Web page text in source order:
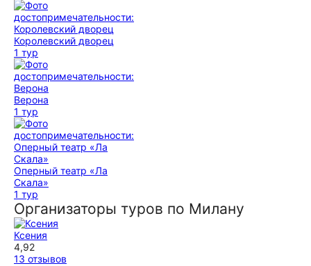
Королевский дворец
1 тур
Верона
1 тур
Оперный театр «Ла
Скала»
1 тур
Организаторы туров по Милану
Ксения
4,92
13 отзывов